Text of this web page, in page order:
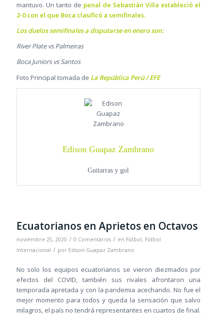
mantuvo. Un tanto de penal de Sebastián Villa estableció el
2-0 con el que Boca clasificó a semifinales.
Los duelos semifinales a disputarse en enero son:
River Plate vs Palmeiras
Boca Juniors vs Santos
Foto Principal tomada de La República Perú / EFE
Edison Guapaz Zambrano
Guitarras y gol
Ecuatorianos en Aprietos en Octavos
noviembre 25, 2020 / 0 Comentarios / en Fútbol, Fútbol
Internacional / por Edison Guapaz Zambrano
No solo los equipos ecuatorianos se vieron diezmados por
efectos del COVID, también sus rivales afrontaron una
temporada apretada y con la pandemia acechando. No fue el
mejor momento para todos y queda la sensación que salvo
milagros, el país no tendrá representantes en cuartos de final.